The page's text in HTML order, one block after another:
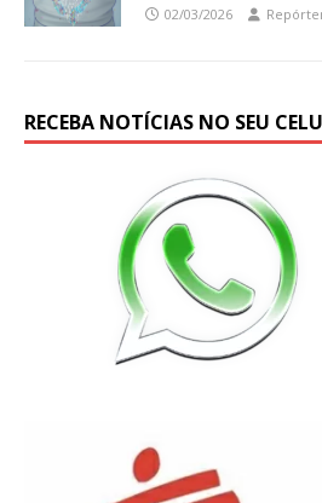
02/03/2026
RECEBA NOTÍCIAS NO SEU